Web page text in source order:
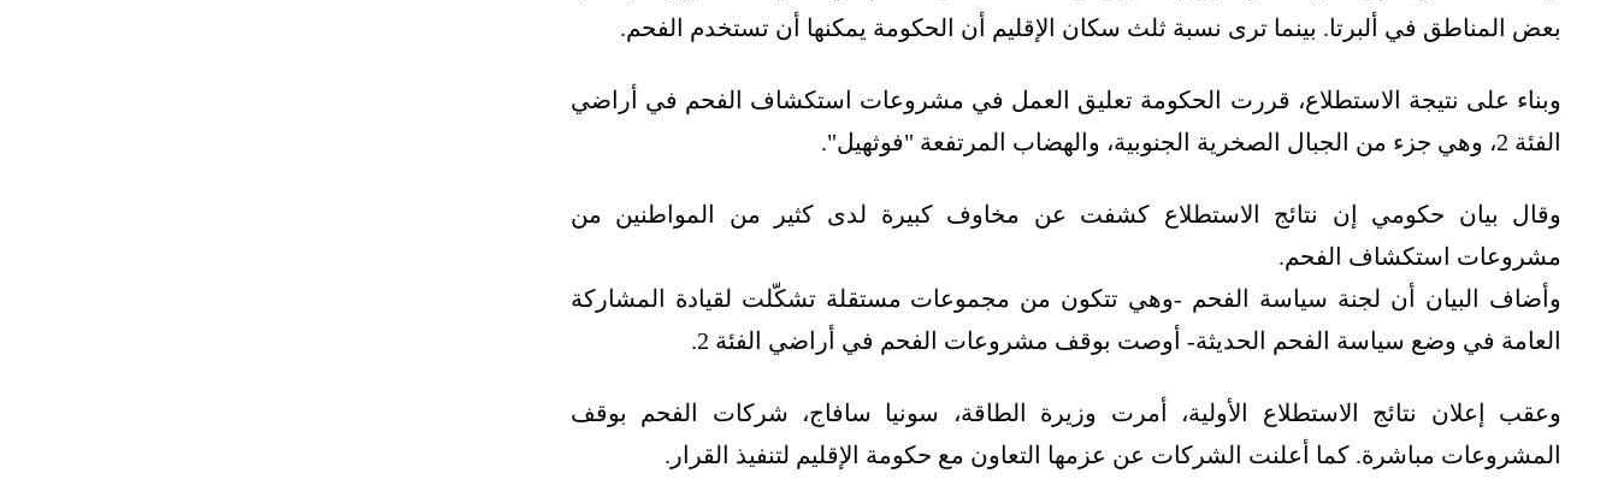
بعض المناطق في ألبرتا. بينما ترى نسبة ثلث سكان الإقليم أن الحكومة يمكنها أن تستخدم الفحم.
وبناء على نتيجة الاستطلاع، قررت الحكومة تعليق العمل في مشروعات استكشاف الفحم في أراضي
الفئة 2، وهي جزء من الجبال الصخرية الجنوبية، والهضاب المرتفعة "فوثهيل".
وقال بيان حكومي إن نتائج الاستطلاع كشفت عن مخاوف كبيرة لدى كثير من المواطنين من
مشروعات استكشاف الفحم.
وأضاف البيان أن لجنة سياسة الفحم -وهي تتكون من مجموعات مستقلة تشكّلت لقيادة المشاركة
العامة في وضع سياسة الفحم الحديثة- أوصت بوقف مشروعات الفحم في أراضي الفئة 2.
وعقب إعلان نتائج الاستطلاع الأولية، أمرت وزيرة الطاقة، سونيا سافاج، شركات الفحم بوقف
المشروعات مباشرة. كما أعلنت الشركات عن عزمها التعاون مع حكومة الإقليم لتنفيذ القرار.